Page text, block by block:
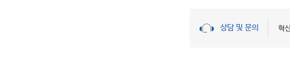
상담 및 문의 혁